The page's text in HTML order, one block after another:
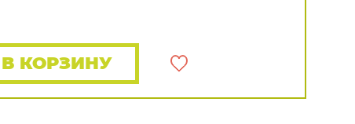
ПОКАЗАТЬ ВСЕ ОБОИ
В КОРЗИНУ